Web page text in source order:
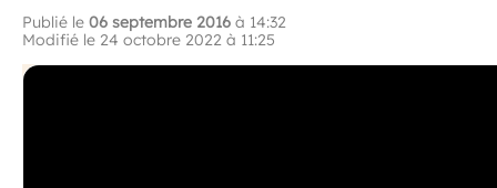
Publié le 06 septembre 2016 à 14:32
Modifié le 24 octobre 2022 à 11:25